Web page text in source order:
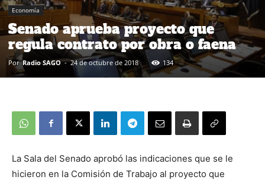
Economía
Senado aprueba proyecto que
regula contrato por obra o faena
Por Radio SAGO - 24 de octubre de 2018 134
La Sala del Senado aprobó las indicaciones que se le
hicieron en la Comisión de Trabajo al proyecto que